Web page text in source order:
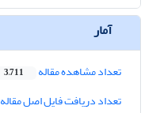
آمار
تعداد مشاهده مقاله 3,711
تعداد دریافت فایل اصل مقاله